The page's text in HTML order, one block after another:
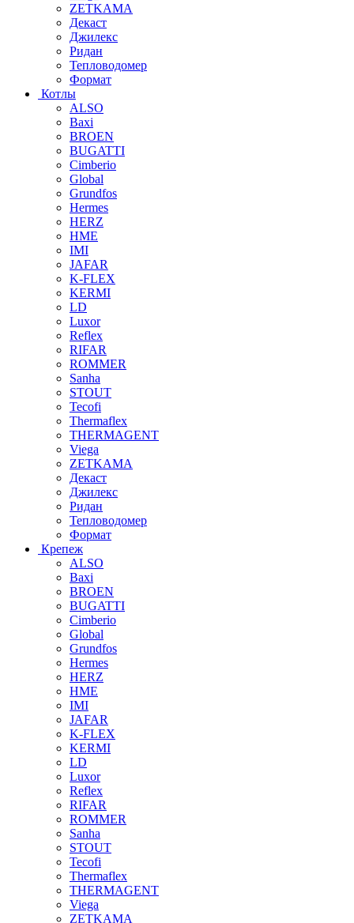
ZETKAMA
Декаст
Джилекс
Ридан
Тепловодомер
Формат
Котлы
ALSO
Baxi
BROEN
BUGATTI
Cimberio
Global
Grundfos
Hermes
HERZ
HME
IMI
JAFAR
K-FLEX
KERMI
LD
Luxor
Reflex
RIFAR
ROMMER
Sanha
STOUT
Tecofi
Thermaflex
THERMAGENT
Viega
ZETKAMA
Декаст
Джилекс
Ридан
Тепловодомер
Формат
Крепеж
ALSO
Baxi
BROEN
BUGATTI
Cimberio
Global
Grundfos
Hermes
HERZ
HME
IMI
JAFAR
K-FLEX
KERMI
LD
Luxor
Reflex
RIFAR
ROMMER
Sanha
STOUT
Tecofi
Thermaflex
THERMAGENT
Viega
ZETKAMA